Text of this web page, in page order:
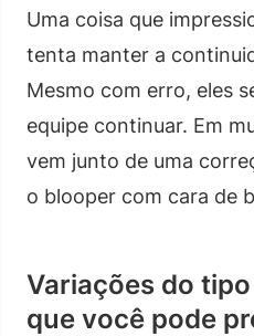
Uma coisa que
tenta manter a
Mesmo com erro, eles
equipe continuar. Em
vem junto de uma
o blooper com cara de
Variações do
que você pode